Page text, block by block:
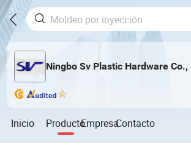
Ningbo Sv Plastic Hardware Co.,
Inicio ProductoEmpresaContacto